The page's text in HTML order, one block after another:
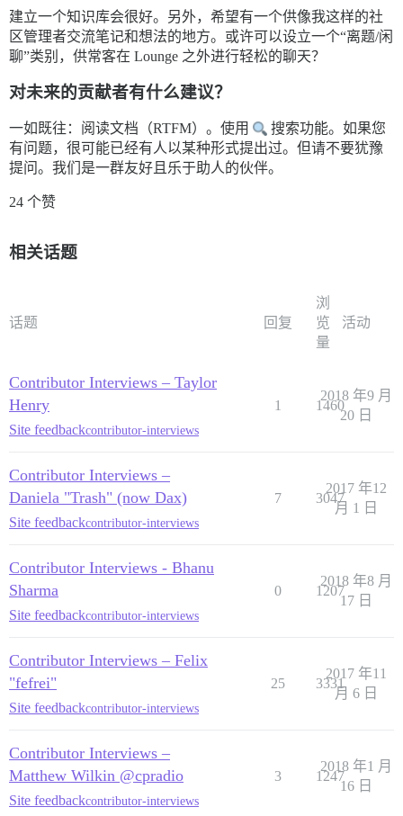
建立一个知识库会很好。另外，希望有一个供像我这样的社
区管理者交流笔记和想法的地方。或许可以设立一个“离题/闲
聊”类别，供常客在 Lounge 之外进行轻松的聊天？
对未来的贡献者有什么建议？
一如既往：阅读文档（RTFM）。使用
搜索功能。如果您
有问题，很可能已经有人以某种形式提出过。但请不要犹豫
提问。我们是一群友好且乐于助人的伙伴。
24 个赞
相关话题
话题 回复
浏
览
量
活动
Contributor Interviews – Taylor
Henry
Site feedbackcontributor-interviews
1 1460
2018 年9 月
20 日
Contributor Interviews –
Daniela "Trash" (now Dax)
Site feedbackcontributor-interviews
7 3047
2017 年12
月 1 日
Contributor Interviews - Bhanu
Sharma
Site feedbackcontributor-interviews
0 1207
2018 年8 月
17 日
Contributor Interviews – Felix
"fefrei"
Site feedbackcontributor-interviews
25 3331
2017 年11
月 6 日
Contributor Interviews –
Matthew Wilkin @cpradio
Site feedbackcontributor-interviews
3 1247
2018 年1 月
16 日